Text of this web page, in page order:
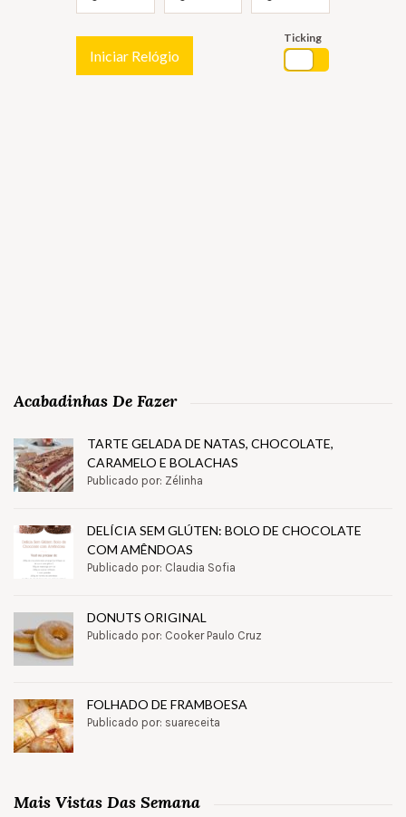
Iniciar Relógio
Ticking
Acabadinhas De Fazer
TARTE GELADA DE NATAS, CHOCOLATE,
CARAMELO E BOLACHAS
Publicado por: Zélinha
DELÍCIA SEM GLÚTEN: BOLO DE CHOCOLATE
COM AMÊNDOAS
Publicado por: Claudia Sofia
DONUTS ORIGINAL
Publicado por: Cooker Paulo Cruz
FOLHADO DE FRAMBOESA
Publicado por: suareceita
Mais Vistas Das Semana